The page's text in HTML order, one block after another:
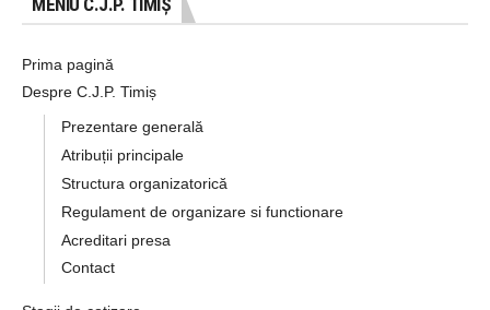
Prima pagină
Despre C.J.P. Timiș
Prezentare generală
Atribuții principale
Structura organizatorică
Regulament de organizare si functionare
Acreditari presa
Contact